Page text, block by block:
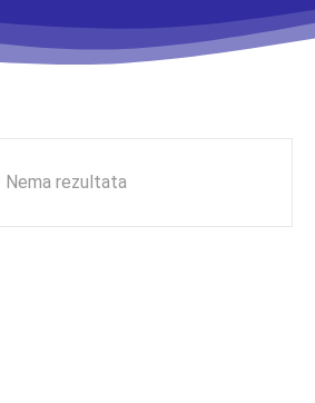
Nema rezultata